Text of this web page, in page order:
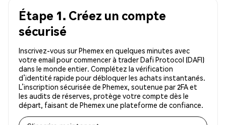
Étape 1. Créez un compte
sécurisé
Inscrivez-vous sur Phemex en quelques minutes avec
votre email pour commencer à trader Dafi Protocol (DAFI)
dans le monde entier. Complétez la vérification
d’identité rapide pour débloquer les achats instantanés.
L’inscription sécurisée de Phemex, soutenue par 2FA et
les audits de réserves, protège votre compte dès le
départ, faisant de Phemex une plateforme de confiance.